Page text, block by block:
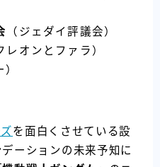
（ジェダイ評議会）
レオンとファラ）
を面白くさせている設
ーションの未来予知に